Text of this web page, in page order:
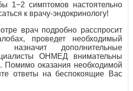
1−2 симптомов настоятельно
к врачу-эндокринологу!
врач подробно расспросит
проведет необходимый
дополнительные
ОНМЕД внимательны
Помимо оказания необходимой
ответы на беспокоящие Вас